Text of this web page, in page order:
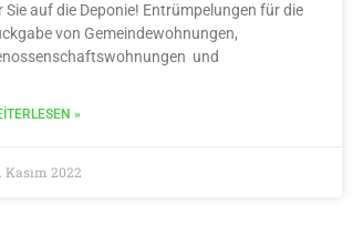
Sie auf die Deponie! Entrümpelungen für die
von Gemeindewohnungen,
und
»
Kasım 2022